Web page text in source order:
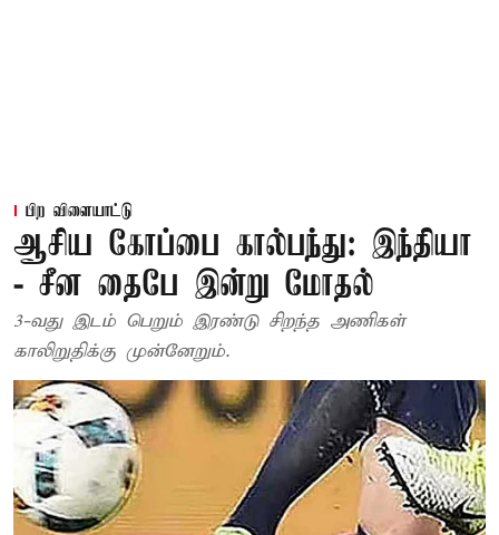
பிற விளையாட்டு
ஆசிய கோப்பை கால்பந்து: இந்தியா
- சீன தைபே இன்று மோதல்
3-வது இடம் பெறும் இரண்டு சிறந்த அணிகள்
காலிறுதிக்கு முன்னேறும்.